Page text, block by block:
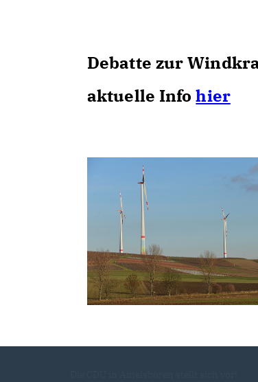
Debatte zur
aktuelle Infohier